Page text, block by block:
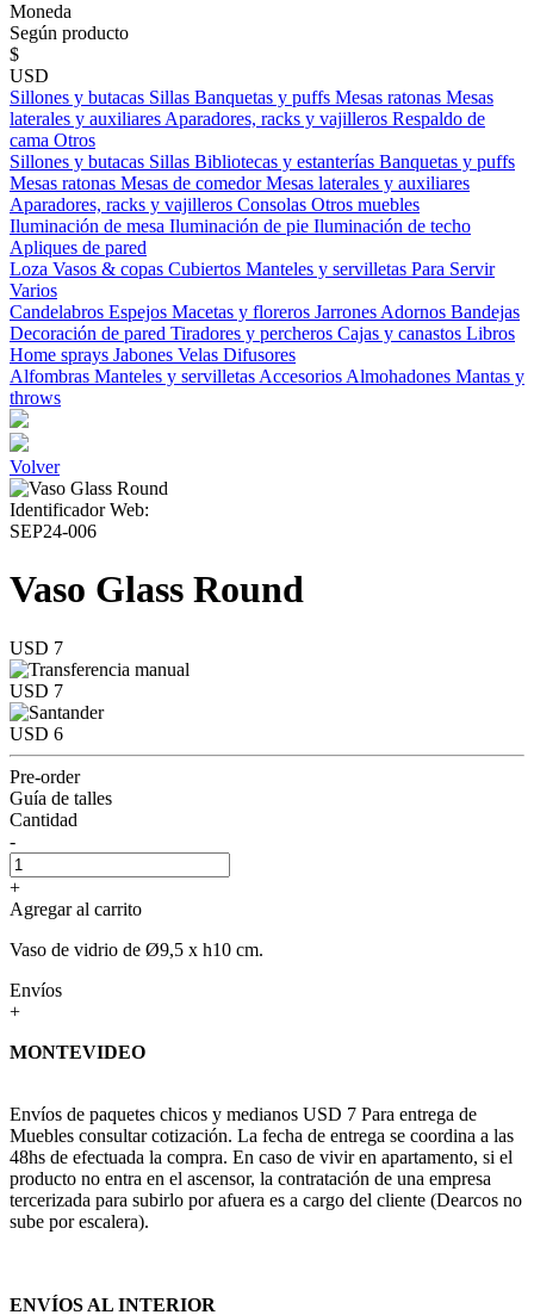
Moneda
Según producto
$
USD
Sillones y butacas Sillas Banquetas y puffs Mesas ratonas Mesas
laterales y auxiliares Aparadores, racks y vajilleros Respaldo de
cama Otros
Sillones y butacas Sillas Bibliotecas y estanterías Banquetas y puffs
Mesas ratonas Mesas de comedorMesas laterales y auxiliares
Aparadores, racks y vajilleros Consolas Otros muebles
Iluminación de mesa Iluminación de pie Iluminación de techo
Apliques de pared
Loza Vasos & copas Cubiertos Manteles y servilletas Para Servir
Varios
Candelabros Espejos Macetas y floreros Jarrones Adornos Bandejas
Decoración de pared Tiradores y percheros Cajas y canastos Libros
Home sprays Jabones Velas Difusores
Alfombras Manteles y servilletas Accesorios Almohadones Mantas y
throws
Volver
Identificador Web:
SEP24-006
Vaso Glass Round
USD 7
USD 7
USD 6
Pre-order
Guía de talles
Cantidad
-
+
Agregar al carrito
Vaso de vidrio de Ø9,5 x h10 cm.
Envíos
+
MONTEVIDEO
Envíos de paquetes chicos y medianos USD 7 Para entrega de
Muebles consultar cotización. La fecha de entrega se coordina a las
48hs de efectuada la compra. En caso de vivir en apartamento, si el
producto no entra en el ascensor, la contratación de una empresa
tercerizada para subirlo por afuera es a cargo del cliente (Dearcos no
sube por escalera).
ENVÍOS AL INTERIOR